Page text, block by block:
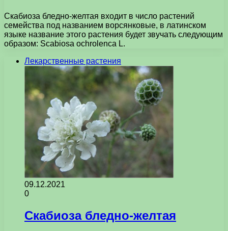
Скабиоза бледно-желтая входит в число растений
семейства под названием ворсянковые, в латинском
языке название этого растения будет звучать следующим
образом: Scabiosa ochrolenca L.
Лекарственные растения
09.12.2021
0
Скабиоза бледно-желтая